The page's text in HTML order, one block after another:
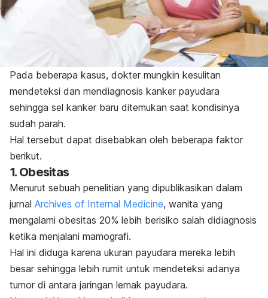
Pada beberapa kasus, dokter mungkin kesulitan
mendeteksi dan mendiagnosis kanker payudara
sehingga sel kanker baru ditemukan saat kondisinya
sudah parah.
Hal tersebut dapat disebabkan oleh beberapa faktor
berikut.
1. Obesitas
Menurut sebuah penelitian yang dipublikasikan dalam
jurnal Archives of Internal Medicine, wanita yang
mengalami obesitas 20% lebih berisiko salah didiagnosis
ketika menjalani mamografi.
Hal ini diduga karena ukuran payudara mereka lebih
besar sehingga lebih rumit untuk mendeteksi adanya
tumor di antara jaringan lemak payudara.